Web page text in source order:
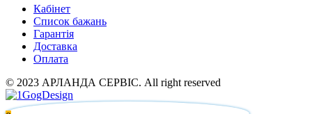
Кабінет
Список бажань
Гарантія
Доставка
Оплата
© 2023 АРЛАНДА СЕРВІС. All right reserved